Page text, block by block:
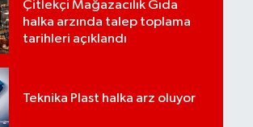
Çitlekçi Mağazacılık Gıda
halka arzında talep toplama
tarihleri açıklandı
Teknika Plast halka arz oluyor